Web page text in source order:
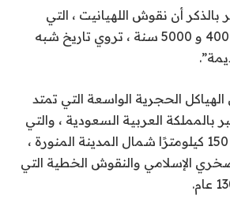
أن نقوش اللهيانيت ، التي
يتراوح عمرها بين 4000 و 5000 سنة ، تروي تاريخ شبه
الحجرية الواسعة التي تمتد
بالمملكة العربية السعودية ، والتي
تقع على بعد حوالي 150 كيلومترًا شمال المدينة المنورة ،
الإسلامي والنقوش الخطية التي